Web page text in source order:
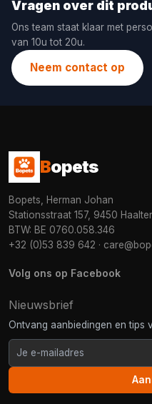
Vragen over dit
Ons team staat klaar met
van 10u tot 20u.
Neem contact op
Bopets
Bopets, Herman Johan
Stationsstraat 157, 9450
BTW: BE 0760.058.346
+32 (0)53 839 642 ·
Volg ons op Facebook
Nieuwsbrief
Ontvang aanbiedingen en tips